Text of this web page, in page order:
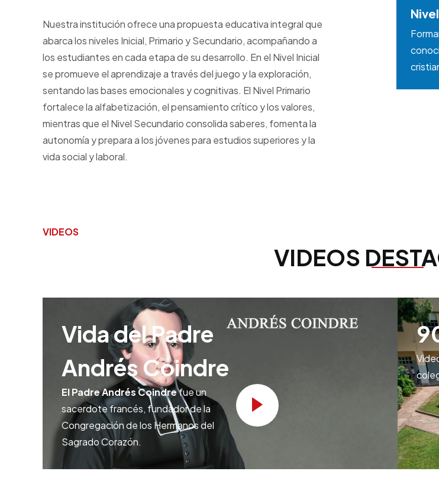
Nuestra institución ofrece una propuesta educativa integral que
abarca los niveles Inicial, Primario y Secundario, acompañando a
los estudiantes en cada etapa de su desarrollo. En el Nivel Inicial
se promueve el aprendizaje a través del juego y la exploración,
sentando las bases emocionales y cognitivas. El Nivel Primario
fortalece la alfabetización, el pensamiento crítico y los valores,
mientras que el Nivel Secundario consolida saberes, fomenta la
autonomía y prepara a los jóvenes para estudios superiores y la
vida social y laboral.
VIDEOS
VIDEOS
Vida del Padre
Andrés Coindre
El Padre Andrés Coindrefue un
sacerdote francés, fundador de la
Congregación de los Hermanos del
Sagrado Corazón.